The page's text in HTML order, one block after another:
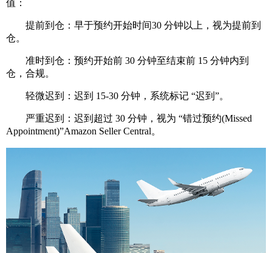
值：
提前到仓：早于预约开始时间30 分钟以上，视为提前到
仓。
准时到仓：预约开始前 30 分钟至结束前 15 分钟内到
仓，合规。
轻微迟到：迟到 15-30 分钟，系统标记 “迟到”。
严重迟到：迟到超过 30 分钟，视为 “错过预约(Missed
Appointment)”Amazon Seller Central。